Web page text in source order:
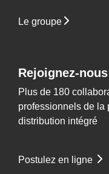
Le groupe
Rejoignez-nous
Plus de 180
professionnels de la
distribution intégré
Postulez en ligne